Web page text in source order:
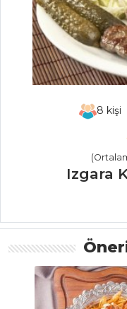
Kış Çorbası
Nasıl Yapılır?
Semizotlu
Nasıl Yapılır?
Patates Çorbası
Tarifi, Nasıl
Tarifleri
SEBZE
YEMEKLERI
8 kişi
Izgara